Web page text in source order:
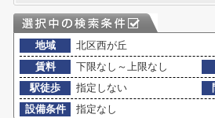
地域
北区西が丘
賃料
下限なし～上限なし
駅徒歩
指定しない
設備条件
指定なし